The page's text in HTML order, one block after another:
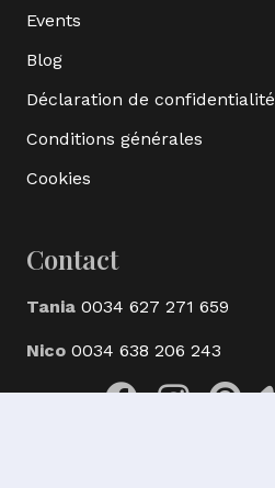
Events
Blog
Déclaration de confidentialité
Conditions générales
Cookies
Contact
Tania 0034 627 271 659
Nico 0034 638 206 243